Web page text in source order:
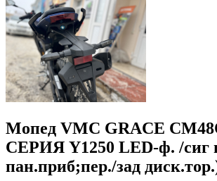
Мопед VMC GRACE
СЕРИЯ Y1250 LED-ф. /сиг
пан.приб;пер./зад